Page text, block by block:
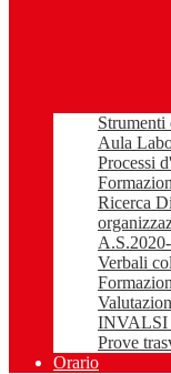
Aula
Processi
Ricerca
Verbali
INVALSI
Prove
Orario